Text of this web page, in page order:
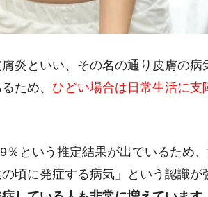
炎といい、その名の通り皮膚の病
ため、 ひどい場合は日常生活に支
％という推定結果が出ているため
頃に発症する病気」という認識が